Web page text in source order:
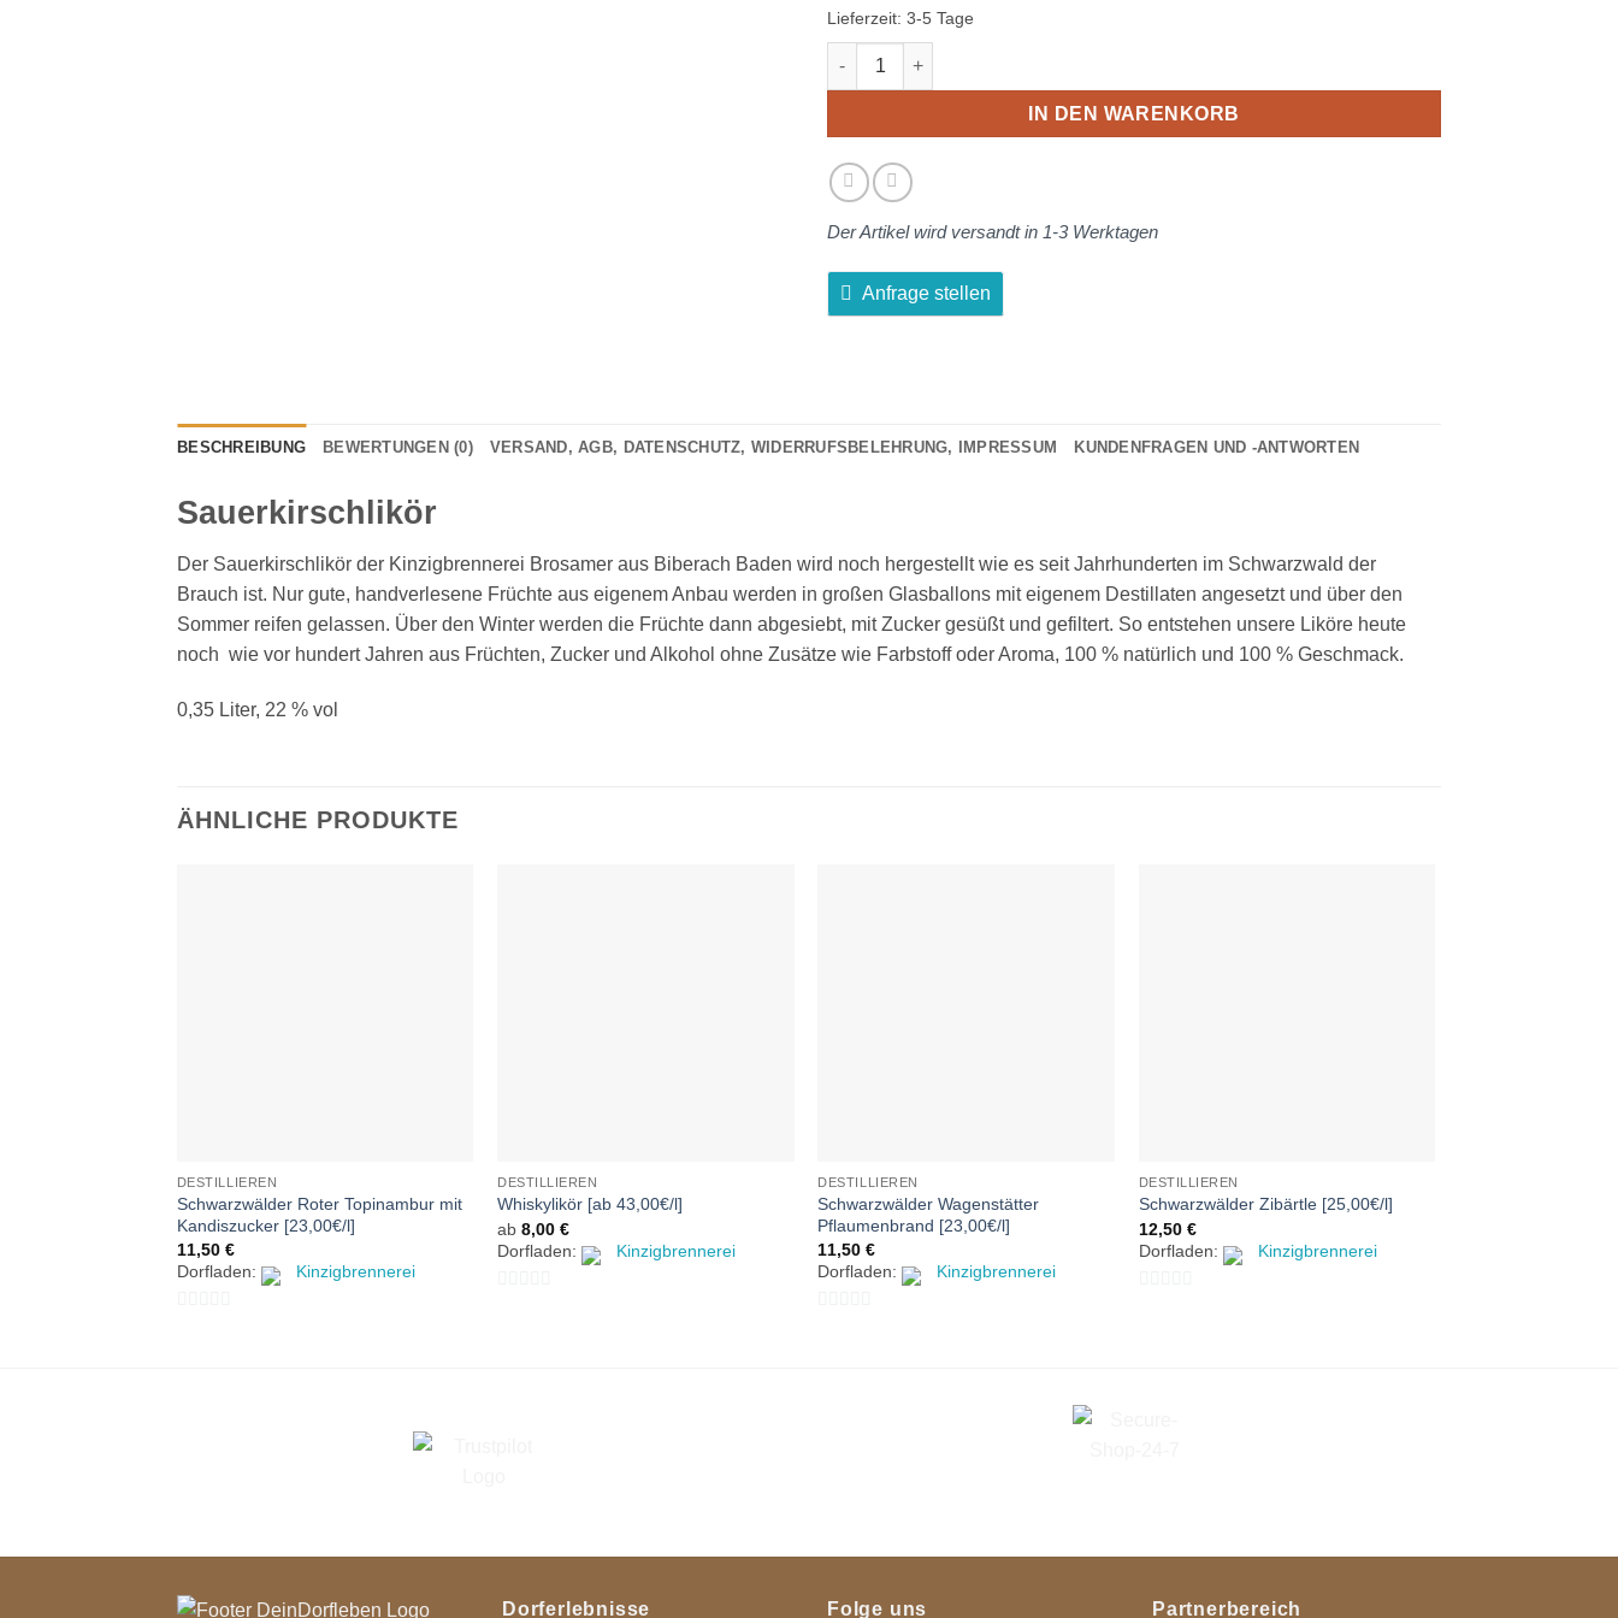
0
von
Lieferzeit: 3-5 Tage
Sauerkirschlikör [32,86€/l] Menge
IN DEN WARENKORB
Der Artikel wird versandt in 1-3 Werktagen
Anfrage stellen
BESCHREIBUNG BEWERTUNGEN (0) VERSAND, AGB, DATENSCHUTZ, WIDERRUFSBELEHRUNG, IMPRESSUM KUNDENFRAGEN UND -ANTWORTEN
Sauerkirschlikör
Der Sauerkirschlikör der Kinzigbrennerei Brosamer aus Biberach Baden wird noch hergestellt wie es seit Jahrhunderten im Schwarzwald der
Brauch ist. Nur gute, handverlesene Früchte aus eigenem Anbau werden in großen Glasballons mit eigenem Destillaten angesetzt und über den
Sommer reifen gelassen. Über den Winter werden die Früchte dann abgesiebt, mit Zucker gesüßt und gefiltert. So entstehen unsere Liköre heute
noch wie vor hundert Jahren aus Früchten, Zucker und Alkohol ohne Zusätze wie Farbstoff oder Aroma, 100 % natürlich und 100 % Geschmack.
0,35 Liter, 22 % vol
ÄHNLICHE PRODUKTE
DESTILLIEREN
Schwarzwälder Roter Topinambur mit
Kandiszucker [23,00€/l]
11,50 €
Dorfladen:
Kinzigbrennerei
DESTILLIEREN
Whiskylikör [ab 43,00€/l]
ab8,00€
Dorfladen:
Kinzigbrennerei
DESTILLIEREN
Schwarzwälder Wagenstätter
Pflaumenbrand [23,00€/l]
11,50€
Dorfladen:
Kinzigbrennerei
DESTILLIEREN
Schwarzwälder Zibärtle [25,00€/l]
12,50 €
Dorfladen:
Kinzigbrennerei
Dorferlebnisse Folge uns Partnerbereich